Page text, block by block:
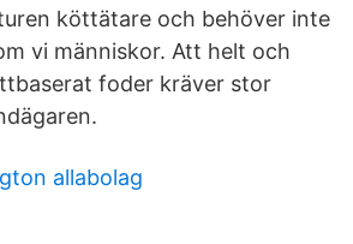
köttätare och behöver inte
vi människor. Att helt och
foder kräver stor
allabolag